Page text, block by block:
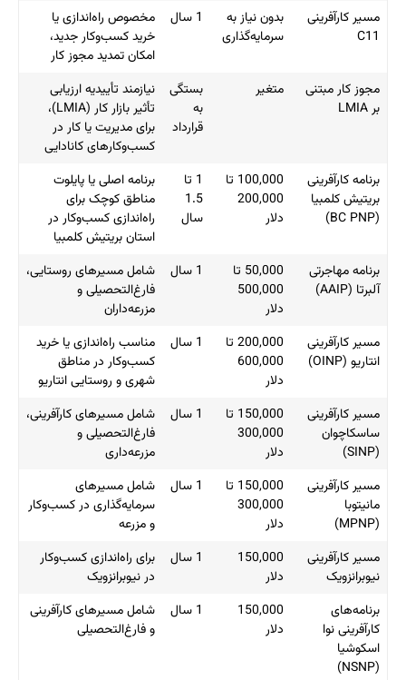
مسیر کارآفرینی
C11
بدون نیاز به
سرمایه‌گذاری
1 سال
مخصوص راه‌اندازی یا
خرید کسب‌وکار جدید،
امکان تمدید مجوز کار
مجوز کار مبتنی
بر LMIA
متغیر
بستگی
به
قرارداد
نیازمند تأییدیه ارزیابی
تأثیر بازار کار (LMIA)،
برای مدیریت یا کار در
کسب‌وکارهای کانادایی
برنامه کارآفرینی
بریتیش کلمبیا
(BC PNP)
100,000 تا
200,000
دلار
1 تا
1.5
سال
برنامه اصلی یا پایلوت
مناطق کوچک برای
راه‌اندازی کسب‌وکار در
استان بریتیش کلمبیا
برنامه مهاجرتی
آلبرتا (AAIP)
50,000 تا
500,000
دلار
1 سال
شامل مسیرهای روستایی،
فارغ‌التحصیلی و
مزرعه‌داران
مسیر کارآفرینی
انتاریو (OINP)
200,000 تا
600,000
دلار
1 سال
مناسب راه‌اندازی یا خرید
کسب‌وکار در مناطق
شهری و روستایی انتاریو
مسیر کارآفرینی
ساسکاچوان
(SINP)
150,000 تا
300,000
دلار
1 سال
شامل مسیرهای کارآفرینی،
فارغ‌التحصیلی و
مزرعه‌داری
مسیر کارآفرینی
مانیتوبا
(MPNP)
150,000 تا
300,000
دلار
1 سال
شامل مسیرهای
سرمایه‌گذاری در کسب‌وکار
و مزرعه
مسیر کارآفرینی
نیوبرانزویک
150,000
دلار
1 سال
برای راه‌اندازی کسب‌وکار
در نیوبرانزویک
برنامه‌های
کارآفرینی نوا
اسکوشیا
(NSNP)
150,000
دلار
1 سال
شامل مسیرهای کارآفرینی
و فارغ‌التحصیلی